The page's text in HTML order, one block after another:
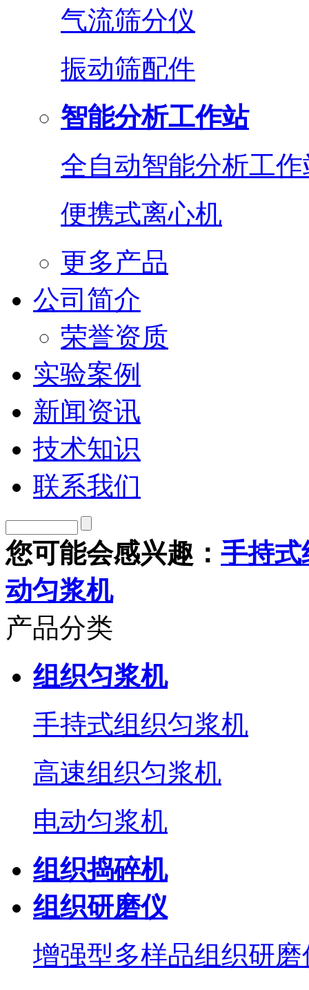
气流筛分仪
振动筛配件
智能分析工作站
全自动智能分析工作
便携式离心机
更多产品
公司简介
荣誉资质
实验案例
新闻资讯
技术知识
联系我们
您可能会感兴趣： 手持式
动匀浆机
产品分类
组织匀浆机
手持式组织匀浆机
高速组织匀浆机
电动匀浆机
组织捣碎机
组织研磨仪
增强型多样品组织研磨